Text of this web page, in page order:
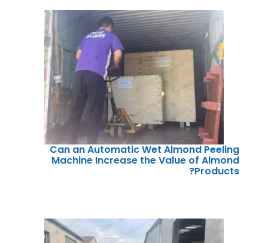
Can an Automatic Wet Almond Peeling
Machine Increase the Value of Almond
Products?